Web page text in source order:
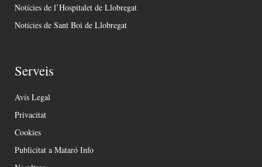
Notícies de l’Hospitalet de Llobregat
Notícies de Sant Boi de Llobregat
Serveis
Avís Legal
Privacitat
Cookies
Publicitat a Mataró Info